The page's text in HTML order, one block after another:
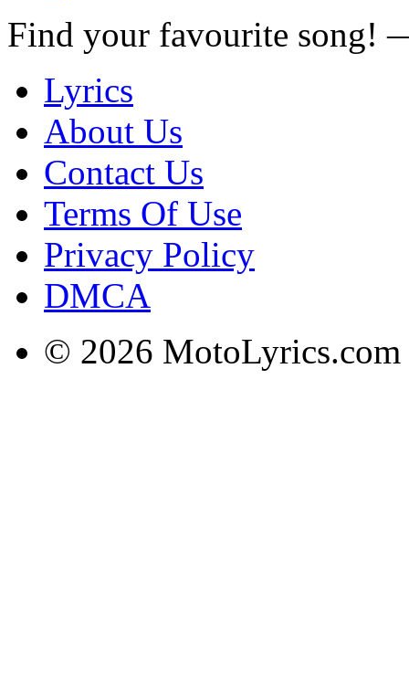
Find your favourite song!
Lyrics
About Us
Contact Us
Terms Of Use
Privacy Policy
DMCA
© 2026 MotoLyrics.com